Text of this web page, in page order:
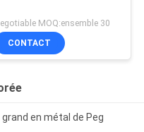
MOQ:ensemble 30
CONTACT
en métal de Peg